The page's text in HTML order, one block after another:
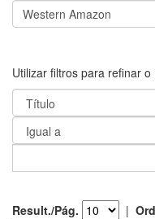
Utilizar filtros para refinar
Result./Pág. |